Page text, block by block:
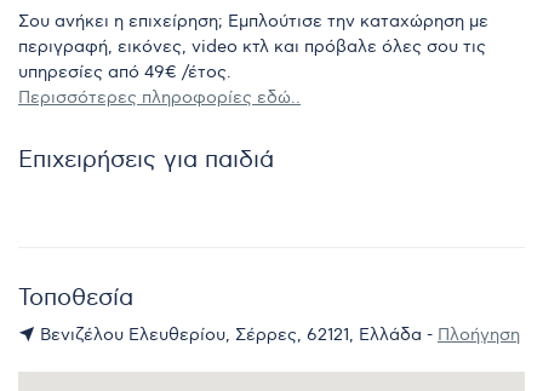
Σου ανήκει η επιχείρηση; Εμπλούτισε την καταχώρηση με
περιγραφή, εικόνες, video κτλ και πρόβαλε όλες σου τις
υπηρεσίες από 49€ /έτος.
Περισσότερες πληροφορίες εδώ..
Επιχειρήσεις για παιδιά
Τοποθεσία
Βενιζέλου Ελευθερίου, Σέρρες, 62121, Ελλάδα - Πλοήγηση